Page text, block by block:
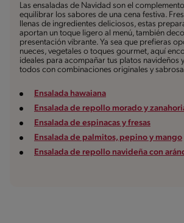
Las ensaladas de Navidad son el
equilibrar los sabores de una cena festiva.
llenas de ingredientes deliciosos, estas
aportan un toque ligero al menú, también
presentación vibrante. Ya sea que prefieras
nueces, vegetales o toques gourmet, aquí
ideales para acompañar tus platos navideños
todos con combinaciones originales y
Ensalada hawaiana
Ensalada de repollo morado y
Ensalada de espinacas y fresas
Ensalada de palmitos, pepino y mango
Ensalada de repollo navideña con